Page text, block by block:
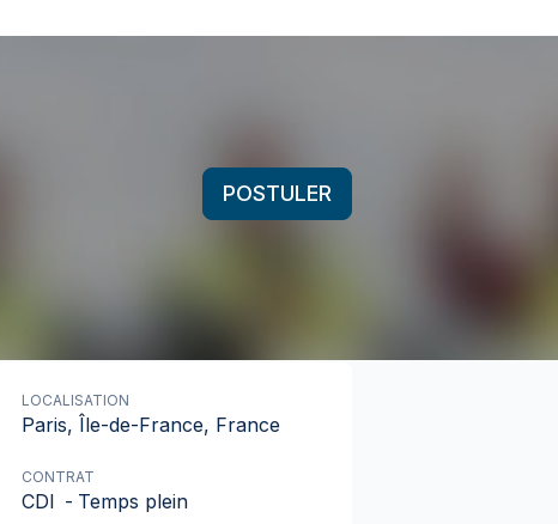
POSTULER
LOCALISATION
Paris, Île-de-France, France
CONTRAT
CDI - Temps plein